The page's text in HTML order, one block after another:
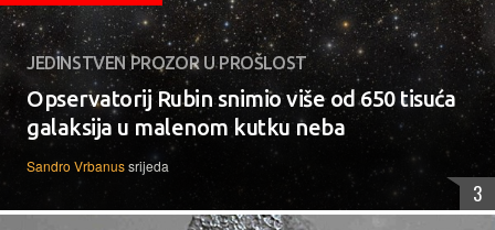
JEDINSTVEN PROZOR U PROŠLOST
Opservatorij Rubin snimio više od 650 tisuća
galaksija u malenom kutku neba
Sandro Vrbanussrijeda
3